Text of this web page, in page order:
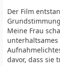
Der Film
Meine Frau
davor, dass sie